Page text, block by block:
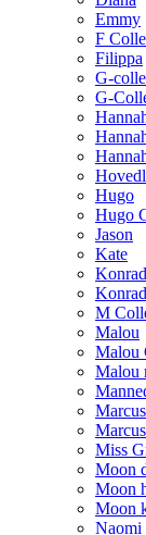
Emmy
F
Filippa
G-
G-
Hugo
Hugo
Jason
Kate
M
Malou
Malou
Malou
Marcus
Miss
Moon
Moon
Moon
Naomi